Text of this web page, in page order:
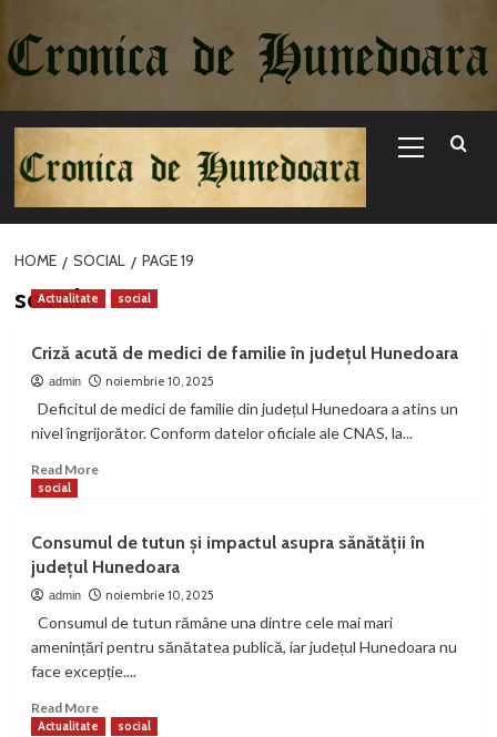
la
conținut
Menu
HOME SOCIAL PAGE 19
social
Actualitate social
Criză acută de medici de familie în județul Hunedoara
admin noiembrie 10, 2025
Deficitul de medici de familie din județul Hunedoara a atins un
nivel îngrijorător. Conform datelor oficiale ale CNAS, la...
Read MoreRead
acută
de
medici
de
în
județul
social
Consumul de tutun și impactul asupra sănătății în
județul Hunedoara
admin noiembrie 10, 2025
Consumul de tutun rămâne una dintre cele mai mari
amenințări pentru sănătatea publică, iar județul Hunedoara nu
face excepție....
Read MoreRead
more
Actualitate social